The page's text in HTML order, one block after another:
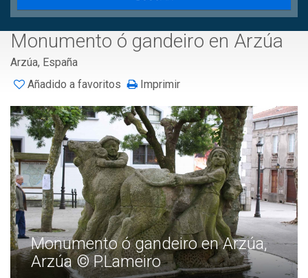
Monumento ó gandeiro en Arzúa
Arzúa, España
Añadido a favoritos
Imprimir
Monumento ó gandeiro en Arzúa,
Arzúa © P.Lameiro